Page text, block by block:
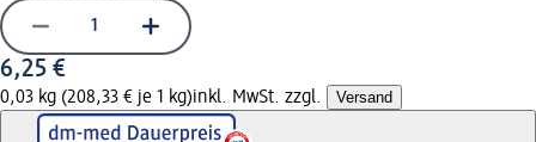
6,25 €
0,03 kg (208,33 € je 1 kg)inkl. MwSt. zzgl. Versand